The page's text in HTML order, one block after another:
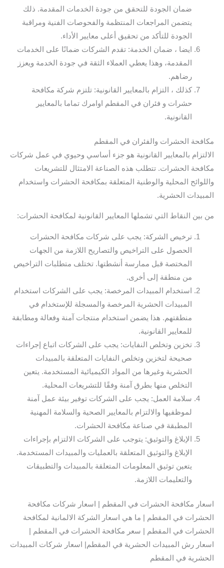
ضمان الجودة للتحقق من جودة الخدمات المقدمة. ذلك
يتضمن المراجعات المنتظمة والفحوصات الفنية ومراقبة
الجودة للتأكد من تحقيق أعلى معايير الأداء.
ايضا ، ضمان الخدمة: تقدم الشركات ضمانًا على الخدمات
المقدمة، وهذا يعطي العملاء الثقة في جودة الخدمة ويعزز
رضاهم.
كذلك ، التزام بالمعايير القانونية: تلتزم شركة مكافحة
حشرات و فئران في المقطم اوامرك تماما بالمعايير
القانونية.
مكافحة الحشرات والفئران في المقطم
الالتزام بالمعايير القانونية هو جزء أساسي وحيوي في عمل شركات
مكافحة الحشرات. تتطلب هذه الصناعة الامتثال للتشريعات
واللوائح المحلية والوطنية المتعلقة بمكافحة الحشرات واستخدام
المبيدات الحشرية.
من بين النقاط التي تشملها المعايير القانونية لمكافحة الحشرات:
ترخيص الشركة: يجب على شركات مكافحة الحشرات
الحصول على التراخيص والتصاريح اللازمة من الجهات
المختصة قبل ممارسة أنشطتها. تختلف متطلبات التراخيص
من منطقة إلى أخرى.
استخدام المبيدات المرخصة: يجب على الشركات استخدام
المبيدات الحشرية المرخصة والمسجلة للإستخدام في
منطقتهم. هذا يضمن استخدام منتجات آمنة وفعالة ومطابقة
للمعايير القانونية.
تخزين وتخلص النفايات: يجب على الشركات اتباع إجراءات
صحيحة لتخزين وتخلص النفايات المتعلقة بالمبيدات
الحشرية وغيرها من المواد الكيميائية المستخدمة. يتعين
التخلص منها بطرق آمنة وفقًا للتشريعات المحلية.
سلامة العمل: يجب على الشركات توفير بيئة عمل آمنة
لموظفيها والالتزام بالمعايير الصحية والسلامة المهنية
المطبقة في صناعة مكافحة الحشرات.
الإبلاغ والتوثيق: يتوجب على الشركات الالتزام بإجراءات
الإبلاغ والتوثيق المتعلقة بالعمليات والمبيدات المستخدمة.
يتعين توثيق المعلومات المتعلقة بالمبيدات والتطبيقات
والتعليمات اللازمة.
اسعار مكافحة الحشرات في المقطم | اسعار شركات مكافحة
الحشرات في المقطم | ما هي اسعار الشركة الالمانية لمكافحة
الحشرات في المقطم | سعر مكافحة الحشرات في المقطم |
اسعار رش المبيدات الحشرية في المقطم| اسعار شركات المبيدات
الحشرية في المقطم